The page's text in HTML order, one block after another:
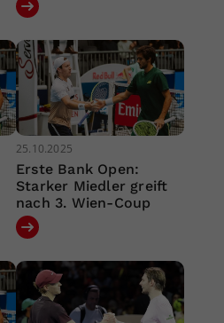
25.10.2025
Erste Bank Open:
Starker Miedler greift
nach 3. Wien-Coup